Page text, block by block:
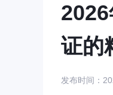
证的
发布时间：